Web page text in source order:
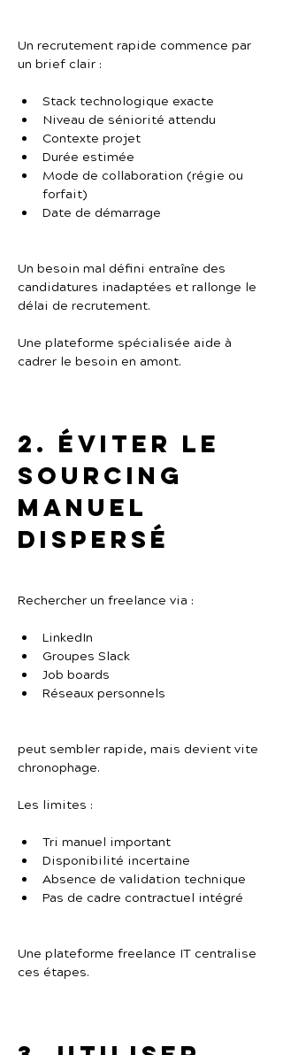
Un recrutement rapide commence par
un brief clair :
Stack technologique exacte
Niveau de séniorité attendu
Contexte projet
Durée estimée
Mode de collaboration (régie ou
forfait)
Date de démarrage
Un besoin mal défini entraîne des
candidatures inadaptées et rallonge le
délai de recrutement.
Une plateforme spécialisée aide à
cadrer le besoin en amont.
2. Éviter le
sourcing
manuel
dispersé
Rechercher un freelance via :
LinkedIn
Groupes Slack
Job boards
Réseaux personnels
peut sembler rapide, mais devient vite
chronophage.
Les limites :
Tri manuel important
Disponibilité incertaine
Absence de validation technique
Pas de cadre contractuel intégré
Une plateforme freelance IT centralise
ces étapes.